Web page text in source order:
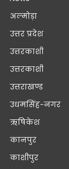
अल्मोड़ा
उत्तर प्रदेश
उत्तरकाशी
उत्तरकाशी
उत्तराखण्ड
उधमसिंह-नगर
ऋषिकेश
कानपुर
काशीपुर